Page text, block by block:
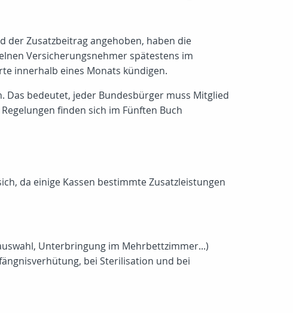
der Zusatzbeitrag angehoben, haben die
Versicherungsnehmer spätestens im
innerhalb eines Monats kündigen.
Das bedeutet, jeder Bundesbürger muss Mitglied
finden sich im Fünften Buch
da einige Kassen bestimmte Zusatzleistungen
Unterbringung im Mehrbettzimmer...)
bei Sterilisation und bei